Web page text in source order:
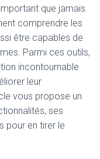
que jamais.
comprendre les
être capables de
Parmi ces outils,
incontournable
leur
vous propose un
ses
pour en tirer le